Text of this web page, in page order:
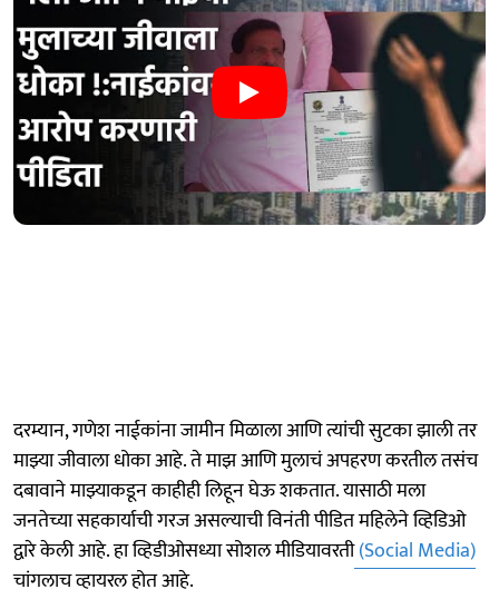
दरम्यान, गणेश नाईकांना जामीन मिळाला आणि त्यांची सुटका झाली तर
माझ्या जीवाला धोका आहे. ते माझ आणि मुलाचं अपहरण करतील तसंच
दबावाने माझ्याकडून काहीही लिहून घेऊ शकतात. यासाठी मला
जनतेच्या सहकार्याची गरज असल्याची विनंती पीडित महिलेने व्हिडिओ
द्वारे केली आहे. हा व्हिडीओसध्या सोशल मीडियावरती(Social Media)
चांगलाच व्हायरल होत आहे.